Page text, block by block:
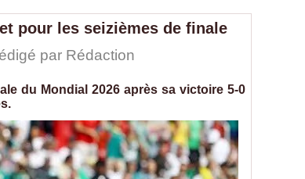
pour les seizièmes de finale
par Rédaction
du Mondial 2026 après sa victoire 5-0